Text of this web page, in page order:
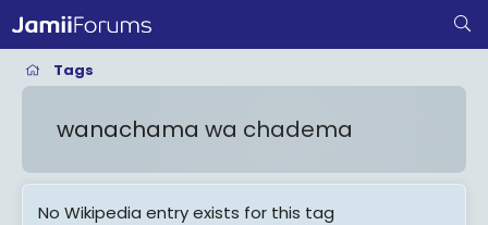
Tags
wanachama wa chadema
No Wikipedia entry exists for this tag